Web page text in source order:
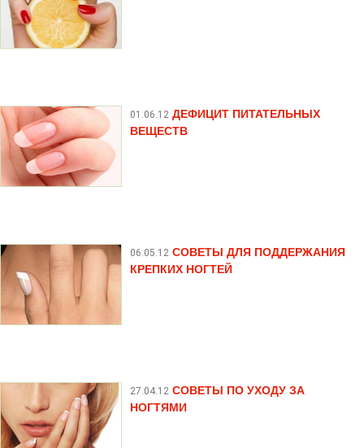
01.06.12 ДЕФИЦИТ ПИТАТЕЛЬНЫХ
ВЕЩЕСТВ
06.05.12 СОВЕТЫ ДЛЯ ПОДДЕРЖАНИЯ
КРЕПКИХ НОГТЕЙ
27.04.12 СОВЕТЫ ПО УХОДУ ЗА
НОГТЯМИ